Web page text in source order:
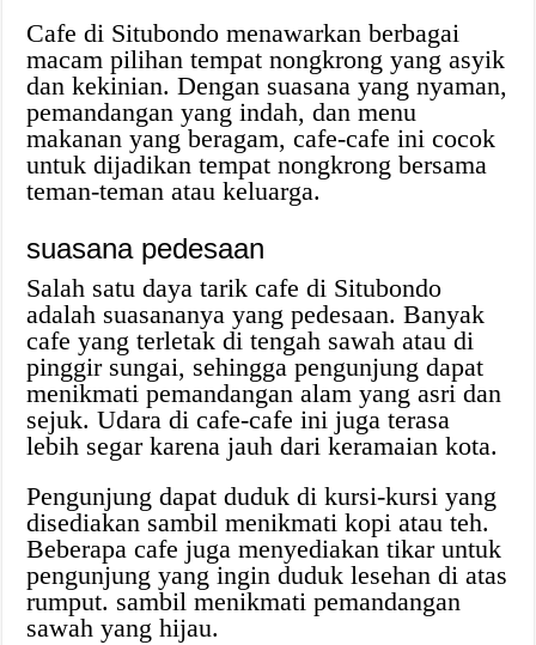
Cafe di Situbondo menawarkan berbagai
macam pilihan tempat nongkrong yang asyik
dan kekinian. Dengan suasana yang nyaman,
pemandangan yang indah, dan menu
makanan yang beragam, cafe-cafe ini cocok
untuk dijadikan tempat nongkrong bersama
teman-teman atau keluarga.
suasana pedesaan
Salah satu daya tarik cafe di Situbondo
adalah suasananya yang pedesaan. Banyak
cafe yang terletak di tengah sawah atau di
pinggir sungai, sehingga pengunjung dapat
menikmati pemandangan alam yang asri dan
sejuk. Udara di cafe-cafe ini juga terasa
lebih segar karena jauh dari keramaian kota.
Pengunjung dapat duduk di kursi-kursi yang
disediakan sambil menikmati kopi atau teh.
Beberapa cafe juga menyediakan tikar untuk
pengunjung yang ingin duduk lesehan di atas
rumput. sambil menikmati pemandangan
sawah yang hijau.